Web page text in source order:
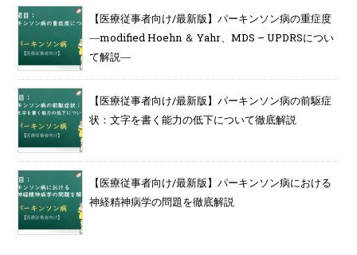
【医療従事者向け/最新版】パーキンソン病の重症度
―modified Hoehn ＆ Yahr、MDS – UPDRSについ
て解説―
【医療従事者向け/最新版】パーキンソン病の前駆症
状：文字を書く能力の低下について徹底解説
【医療従事者向け/最新版】パーキンソン病における
神経精神病学の問題を徹底解説